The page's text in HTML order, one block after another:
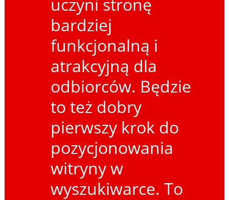
bardziej
funkcjonalną i
atrakcyjną dla
odbiorców. Będzie
to też dobry
pierwszy krok do
pozycjonowania
witryny w
wyszukiwarce. To